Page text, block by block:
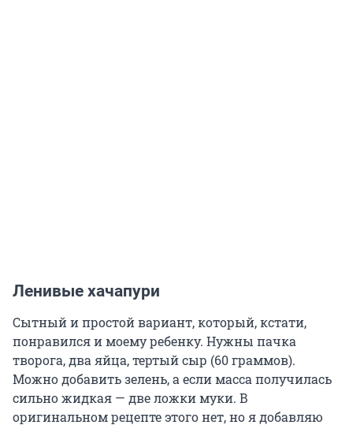
Ленивые хачапури
Сытный и простой вариант, который, кстати,
понравился и моему ребенку. Нужны пачка
творога, два яйца, тертый сыр (60 граммов).
Можно добавить зелень, а если масса получилась
сильно жидкая — две ложки муки. В
оригинальном рецепте этого нет, но я добавляю